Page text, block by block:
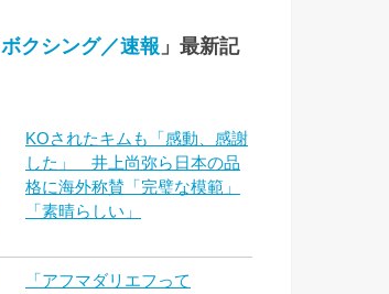
ボクシング／速報 」最新記
KOされたキムも「感動、感謝
した」 井上尚弥ら日本の品
格に海外称賛「完璧な模範」
「素晴らしい」
「アフマダリエフって